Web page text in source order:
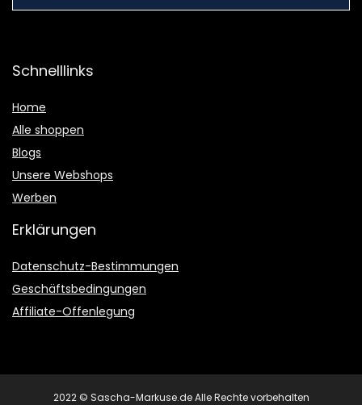
Schnelllinks
Home
Alle shoppen
Blogs
Unsere Webshops
Werben
Erklärungen
Datenschutz-Bestimmungen
Geschäftsbedingungen
Affiliate-Offenlegung
2022 © Sascha-Markuse.de Alle Rechte vorbehalten